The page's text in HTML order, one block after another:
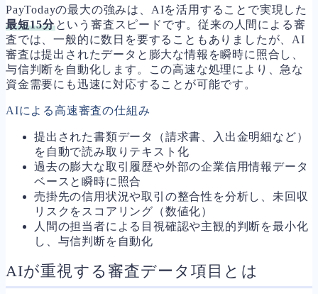
PayTodayの最大の強みは、AIを活用することで実現した
最短15分という審査スピードです。従来の人間による審
査では、一般的に数日を要することもありましたが、AI
審査は提出されたデータと膨大な情報を瞬時に照合し、
与信判断を自動化します。この高速な処理により、急な
資金需要にも迅速に対応することが可能です。
AIによる高速審査の仕組み
提出された書類データ（請求書、入出金明細など）
を自動で読み取りテキスト化
過去の膨大な取引履歴や外部の企業信用情報データ
ベースと瞬時に照合
売掛先の信用状況や取引の整合性を分析し、未回収
リスクをスコアリング（数値化）
人間の担当者による目視確認や主観的判断を最小化
し、与信判断を自動化
AIが重視する審査データ項目とは